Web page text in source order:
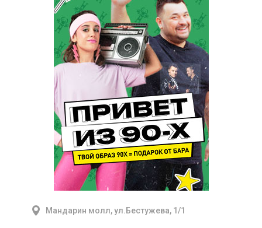
Мандарин молл, ул.Бестужева, 1/1